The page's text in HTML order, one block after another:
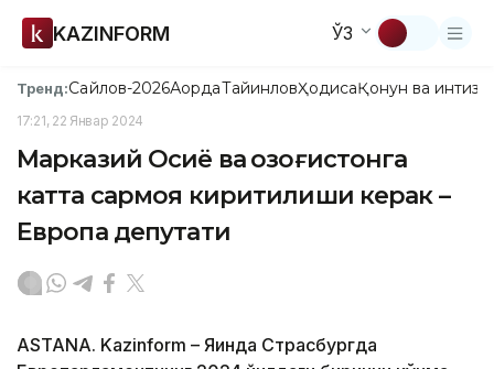
KAZINFORM ЎЗ
Тренд:Сайлов-2026АқордаТайинловҲодисаҚонун ва
17:21, 22 Январ 2024
Марказий Осиё ва Қозоғистонга
катта сармоя киритилиши керак –
Европа депутати
ASTANA. Kazinform – Яқинда Страсбургда